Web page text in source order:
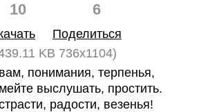
10 6
Поделиться
KB 736x1104)
понимания, терпенья,
выслушать, простить.
радости, везенья!